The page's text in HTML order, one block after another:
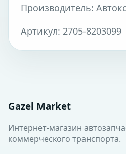
Производитель:
Артикул: 2705-8203099
Gazel Market
Интернет-магазин
коммерческого транспорта.